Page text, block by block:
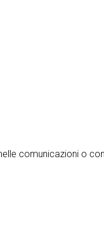
comunicazioni o